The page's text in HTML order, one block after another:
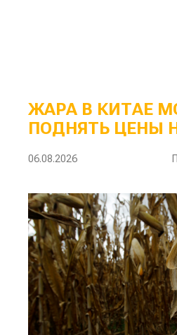
ЖАРА В КИТАЕ
ПОДНЯТЬ ЦЕНЫ
06.08.2026